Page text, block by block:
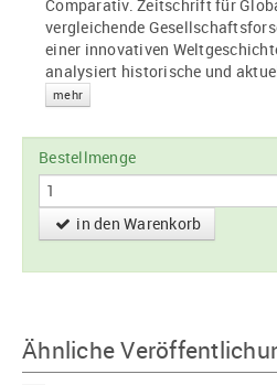
Comparativ. Zeitschrift für
vergleichende
einer innovativen
analysiert historische und
mehr
Bestellmenge
in den Warenkorb
Ähnliche